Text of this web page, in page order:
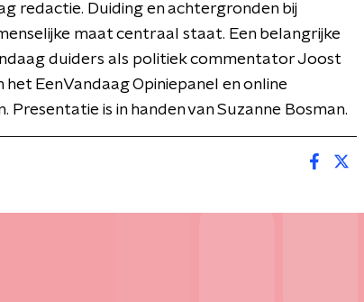
redactie. Duiding en achtergronden bij
maat centraal staat. Een belangrijke
duiders als politiek commentator Joost
het EenVandaag Opiniepanel en online
is in handen van Suzanne Bosman.